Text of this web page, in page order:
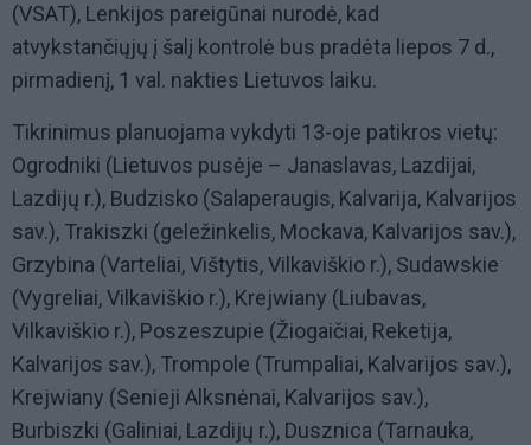
(VSAT), Lenkijos pareigūnai nurodė, kad
atvykstančiųjų į šalį kontrolė bus pradėta liepos 7 d.,
pirmadienį, 1 val. nakties Lietuvos laiku.
Tikrinimus planuojama vykdyti 13-oje patikros vietų:
Ogrodniki (Lietuvos pusėje – Janaslavas, Lazdijai,
Lazdijų r.), Budzisko (Salaperaugis, Kalvarija, Kalvarijos
sav.), Trakiszki (geležinkelis, Mockava, Kalvarijos sav.),
Grzybina (Varteliai, Vištytis, Vilkaviškio r.), Sudawskie
(Vygreliai, Vilkaviškio r.), Krejwiany (Liubavas,
Vilkaviškio r.), Poszeszupie (Žiogaičiai, Reketija,
Kalvarijos sav.), Trompole (Trumpaliai, Kalvarijos sav.),
Krejwiany (Senieji Alksnėnai, Kalvarijos sav.),
Burbiszki (Galiniai, Lazdijų r.), Dusznica (Tarnauka,